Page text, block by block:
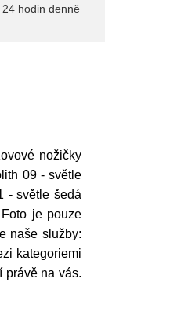
hodin denně
nožičky
09 - světle
- světle šedá
je pouze
naše služby:
kategoriemi
právě na vás.